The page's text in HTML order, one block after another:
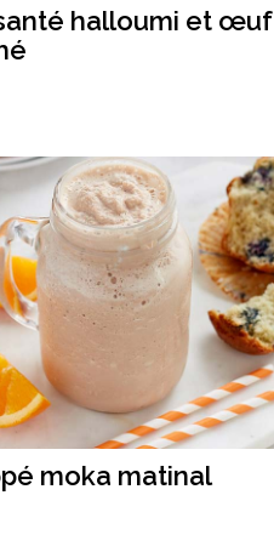
halloumi et œuf
moka matinal